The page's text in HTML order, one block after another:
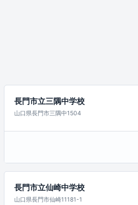
長門市立三隅中学校
山口県長門市三隅中1504
長門市立仙崎中学校
山口県長門市仙崎11181-1